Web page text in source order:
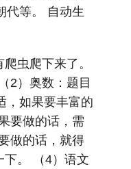
代等。 自动生
虫爬下来了。
2）奥数：题目
，如果要丰富的
要做的话，需
做的话，就得
下。 （4）语文